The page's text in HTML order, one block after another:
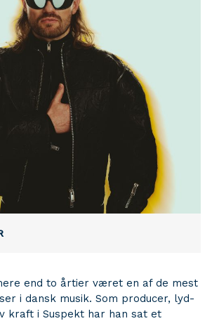
end to årtier været en af de mest
i dansk musik. Som producer, lyd-
kraft i Suspekt har han sat et